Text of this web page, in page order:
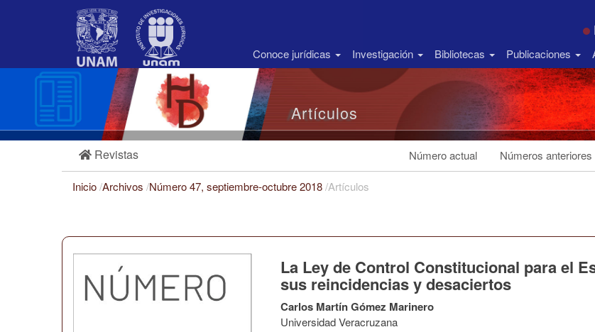
Barra
Conoce jurídicas Investigación Bibliotecas Publicaciones
Artículos
Revistas Número actual Números anteriores
Inicio/Archivos /Número 47, septiembre-octubre 2018/Artículos
La Ley de Control Constitucional para el
sus reincidencias y desaciertos
Carlos Martín Gómez Marinero
Universidad Veracruzana